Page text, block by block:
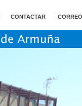
CONTACTAR